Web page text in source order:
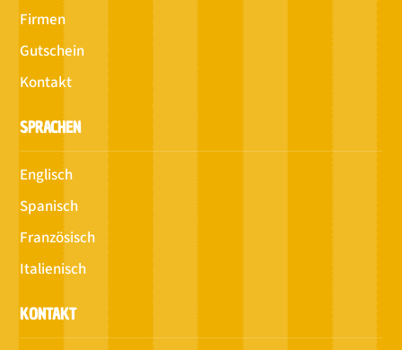
Firmen
Gutschein
Kontakt
SPRACHEN
Englisch
Spanisch
Französisch
Italienisch
KONTAKT